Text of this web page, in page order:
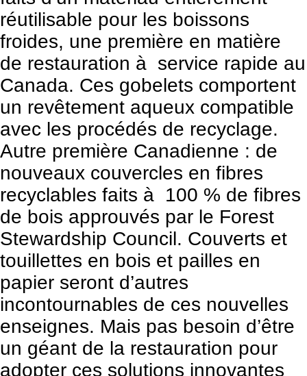
réutilisable pour les boissons
froides, une première en matière
de restauration à service rapide au
Canada. Ces gobelets comportent
un revêtement aqueux compatible
avec les procédés de recyclage.
Autre première Canadienne : de
nouveaux couvercles en fibres
recyclables faits à 100 % de fibres
de bois approuvés par le Forest
Stewardship Council. Couverts et
touillettes en bois et pailles en
papier seront d’autres
incontournables de ces nouvelles
enseignes. Mais pas besoin d’être
un géant de la restauration pour
adopter ces solutions innovantes